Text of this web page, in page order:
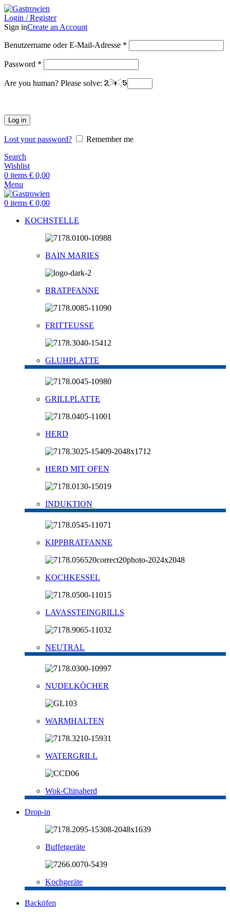
Login / Register
Sign inCreate an Account
Benutzername oder E-Mail-Adresse *
Password *
Are you human? Please solve:
Log in
Lost your password?
Remember me
Search
Wishlist
0 items € 0,00
Menu
0 items € 0,00
KOCHSTELLE
BAIN MARIES
BRATPFANNE
FRITTEUSSE
GLUHPLATTE
GRILLPLATTE
HERD
HERD MIT OFEN
INDUKTION
KIPPBRATFANNE
KOCHKESSEL
LAVASSTEINGRILLS
NEUTRAL
NUDELKÒCHER
WARMHALTEN
WATERGRILL
Wok-Chinaherd
Drop-in
Buffetgeräte
Kochgeräte
Backöfen